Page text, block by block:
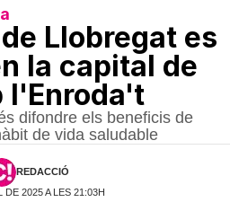
Llobregat es
la capital de
l'Enroda't
difondre els beneficis de
de vida saludable
REDACCIÓ
DE 2025 A LES 21:03H